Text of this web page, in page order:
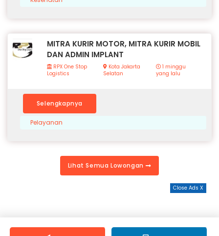
MITRA KURIR MOTOR, MITRA KURIR MOBIL
DAN ADMIN IMPLANT
RPX One Stop
Logistics
Kota Jakarta
Selatan
1 minggu
yang lalu
Selengkapnya
Pelayanan
Lihat Semua Lowongan
Close Ads X